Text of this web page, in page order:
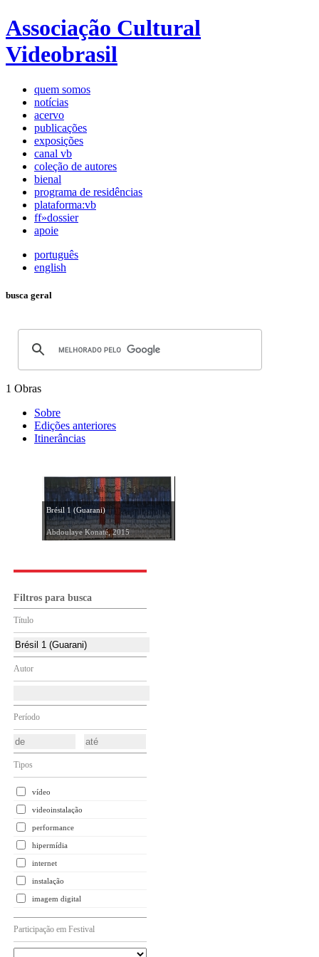
Associação Cultural
Videobrasil
quem somos
notícias
acervo
publicações
exposições
canal vb
coleção de autores
bienal
programa de residências
plataforma:vb
ff»dossier
apoie
português
english
busca geral
1 Obras
Sobre
Edições anteriores
Itinerâncias
Brésil 1 (Guarani)
Abdoulaye Konaté, 2015
Filtros para busca
Título
Autor
Período
Tipos
vídeo
videoinstalação
performance
hipermídia
internet
instalação
imagem digital
Participação em Festival